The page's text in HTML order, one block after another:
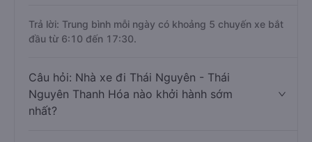
Trả lời: Trung bình mỗi ngày có khoảng 5 chuyến xe bắt
đầu từ 6:10 đến 17:30.
Câu hỏi: Nhà xe đi Thái Nguyên - Thái
Nguyên Thanh Hóa nào khởi hành sớm
nhất?